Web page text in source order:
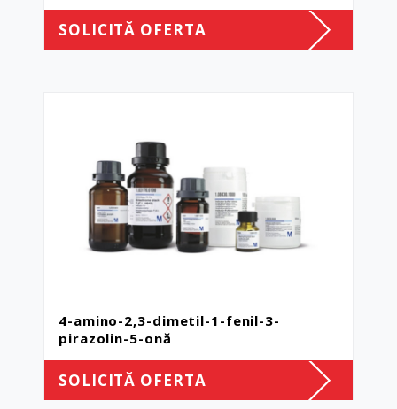
SOLICITĂ OFERTA
4-amino-2,3-dimetil-1-fenil-3-
pirazolin-5-onă
SOLICITĂ OFERTA